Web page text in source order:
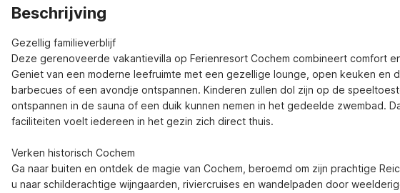
Beschrijving
Gezellig familieverblijf
Deze gerenoveerde vakantievilla op Ferienresort Cochem combineert comfort
Geniet van een moderne leefruimte met een gezellige lounge, open keuken
barbecues of een avondje ontspannen. Kinderen zullen dol zijn op de
ontspannen in de sauna of een duik kunnen nemen in het gedeelde zwembad.
faciliteiten voelt iedereen in het gezin zich direct thuis.
Verken historisch Cochem
Ga naar buiten en ontdek de magie van Cochem, beroemd om zijn prachtige
u naar schilderachtige wijngaarden, riviercruises en wandelpaden door